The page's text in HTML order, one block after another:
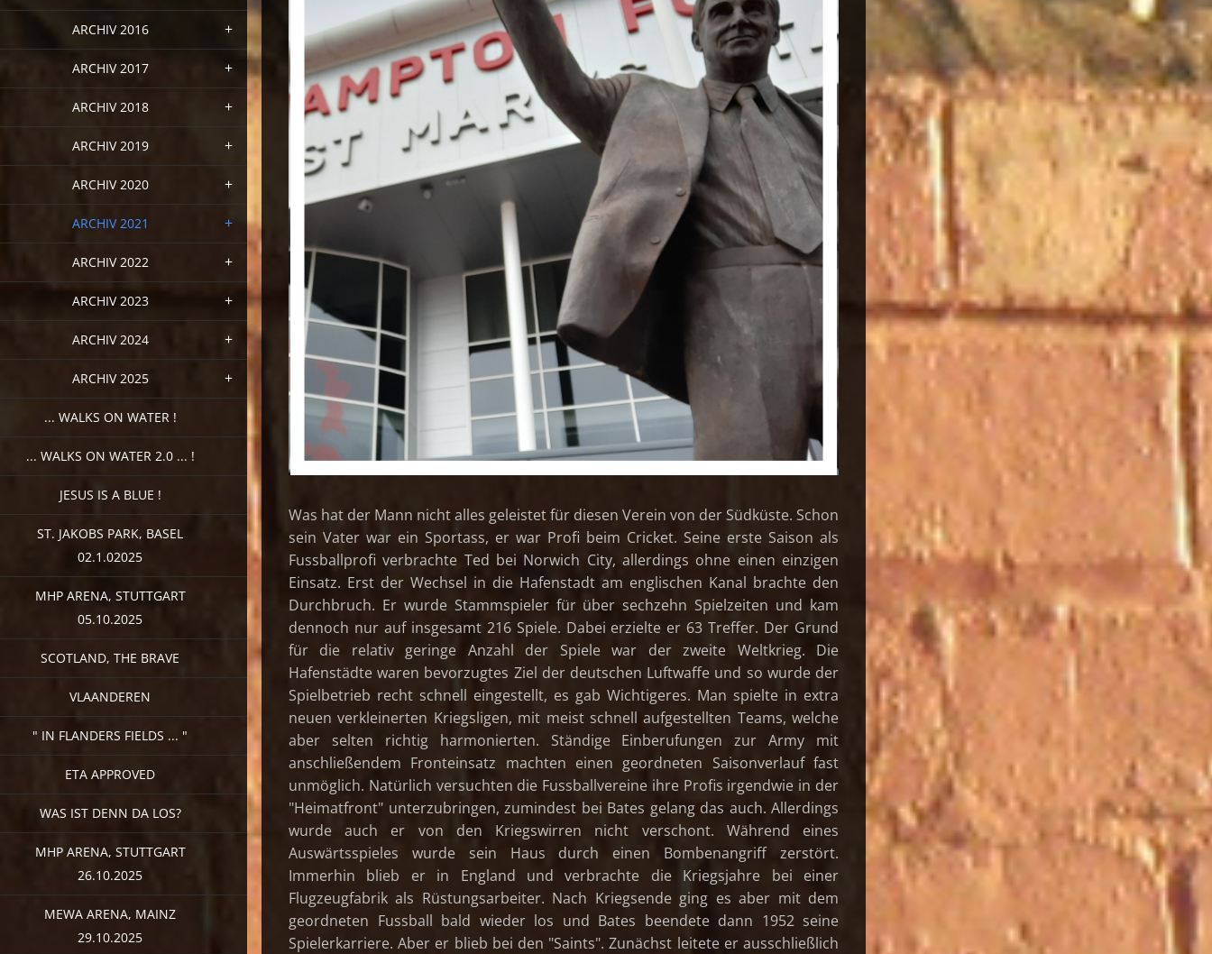
ARCHIV 2016
ARCHIV 2017
ARCHIV 2018
ARCHIV 2019
ARCHIV 2020
ARCHIV 2021
ARCHIV 2022
ARCHIV 2023
ARCHIV 2024
ARCHIV 2025
... WALKS ON WATER !
... WALKS ON WATER 2.0 ... !
JESUS IS A BLUE !
ST. JAKOBS PARK, BASEL
02.1.02025
MHP ARENA, STUTTGART
05.10.2025
SCOTLAND, THE BRAVE
VLAANDEREN
" IN FLANDERS FIELDS ... "
ETA APPROVED
WAS IST DENN DA LOS?
MHP ARENA, STUTTGART
26.10.2025
MEWA ARENA, MAINZ
29.10.2025
Was hat der Mann nicht alles geleistet für diesen Verein von der Südküste. Schon
sein Vater war ein Sportass, er war Profi beim Cricket. Seine erste Saison als
Fussballprofi verbrachte Ted bei Norwich City, allerdings ohne einen einzigen
Einsatz. Erst der Wechsel in die Hafenstadt am englischen Kanal brachte den
Durchbruch. Er wurde Stammspieler für über sechzehn Spielzeiten und kam
dennoch nur auf insgesamt 216 Spiele. Dabei erzielte er 63 Treffer. Der Grund
für die relativ geringe Anzahl der Spiele war der zweite Weltkrieg. Die
Hafenstädte waren bevorzugtes Ziel der deutschen Luftwaffe und so wurde der
Spielbetrieb recht schnell eingestellt, es gab Wichtigeres. Man spielte in extra
neuen verkleinerten Kriegsligen, mit meist schnell aufgestellten Teams, welche
aber selten richtig harmonierten. Ständige Einberufungen zur Army mit
anschließendem Fronteinsatz machten einen geordneten Saisonverlauf fast
unmöglich. Natürlich versuchten die Fussballvereine ihre Profis irgendwie in der
"Heimatfront" unterzubringen, zumindest bei Bates gelang das auch. Allerdings
wurde auch er von den Kriegswirren nicht verschont. Während eines
Auswärtsspieles wurde sein Haus durch einen Bombenangriff zerstört.
Immerhin blieb er in England und verbrachte die Kriegsjahre bei einer
Flugzeugfabrik als Rüstungsarbeiter. Nach Kriegsende ging es aber mit dem
geordneten Fussball bald wieder los und Bates beendete dann 1952 seine
Spielerkarriere. Aber er blieb bei den "Saints". Zunächst leitete er ausschließlich